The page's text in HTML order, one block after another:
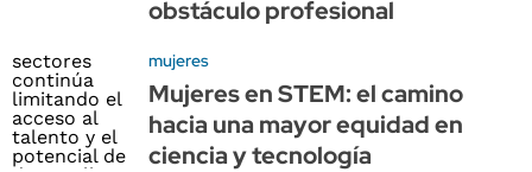
obstáculo profesional
mujeres
Mujeres en STEM: el camino
hacia una mayor equidad en
ciencia y tecnología